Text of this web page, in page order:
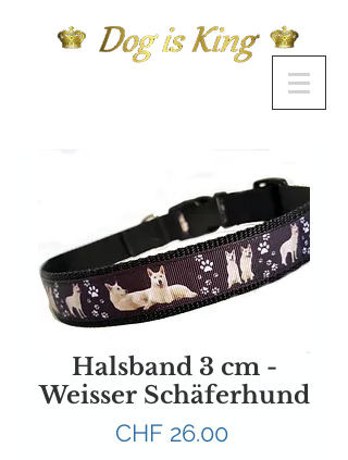
Halsband 3 cm -
Weisser Schäferhund
CHF 26.00Preis